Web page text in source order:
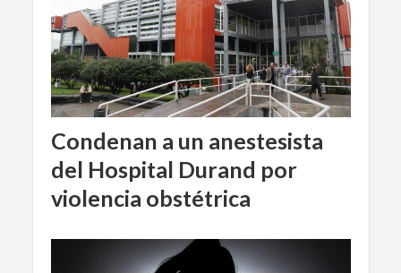
Condenan a un anestesista
del Hospital Durand por
violencia obstétrica